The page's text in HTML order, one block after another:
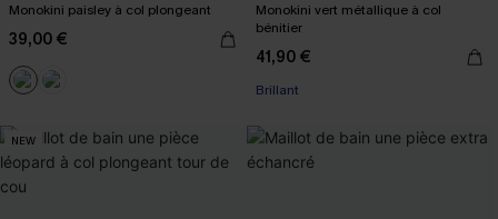
Monokini paisley à col plongeant
39,00 €
Monokini vert métallique à col
bénitier
41,90 €
Brillant
NEW